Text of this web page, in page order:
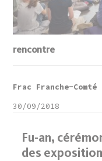
rencontre
Fu-an,
des
Frac Franche-Comté
30/09/2018